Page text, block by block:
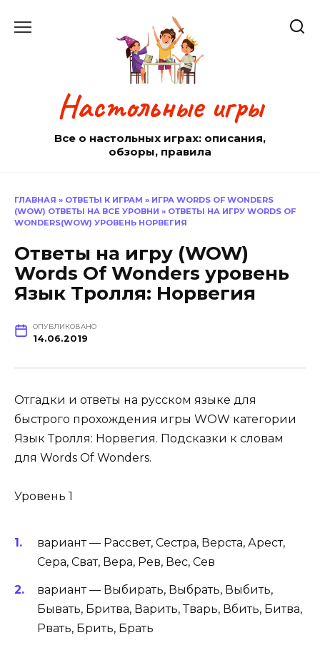
Настольные игры
Все о настольных играх: описания,
обзоры, правила
ГЛАВНАЯ » ОТВЕТЫ К ИГРАМ » ИГРА WORDS OF WONDERS
(WOW) ОТВЕТЫ НА ВСЕ УРОВНИ » ОТВЕТЫ НА ИГРУ WORDS OF
WONDERS(WOW) УРОВЕНЬ НОРВЕГИЯ
Ответы на игру (WOW)
Words Of Wonders уровень
Язык Трoлля: Норвегия
ОПУБЛИКОВАНО
14.06.2019
Отгадки и ответы на русском языке для
быстрого прохождения игры WOW категории
Язык Тролля: Норвегия. Подсказки к словам
для Words Of Wonders.
Уровень 1
вариант — Рассвет, Сестра, Верста, Арест,
Сера, Сват, Вера, Рев, Вес, Сев
вариант — Выбирать, Выбрать, Выбить,
Бывать, Бритва, Варить, Тварь, Вбить, Битва,
Рвать, Брить, Брать